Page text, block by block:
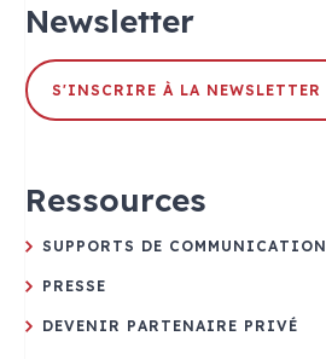
Newsletter
S'INSCRIRE À LA NEWSLETTER
Ressources
SUPPORTS DE COMMUNICATION
PRESSE
DEVENIR PARTENAIRE PRIVÉ